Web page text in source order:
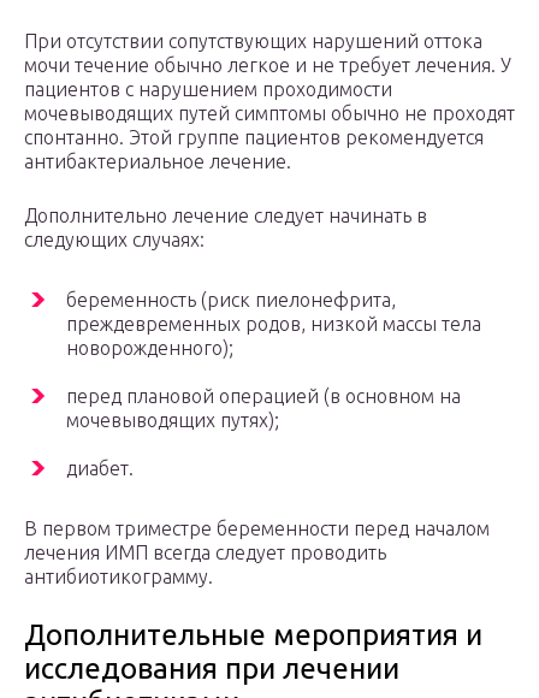
При отсутствии сопутствующих нарушений оттока
мочи течение обычно легкое и не требует лечения. У
пациентов с нарушением проходимости
мочевыводящих путей симптомы обычно не проходят
спонтанно. Этой группе пациентов рекомендуется
антибактериальное лечение.
Дополнительно лечение следует начинать в
следующих случаях:
беременность (риск пиелонефрита,
преждевременных родов, низкой массы тела
новорожденного);
перед плановой операцией (в основном на
мочевыводящих путях);
диабет.
В первом триместре беременности перед началом
лечения ИМП всегда следует проводить
антибиотикограмму.
Дополнительные мероприятия и
исследования при лечении